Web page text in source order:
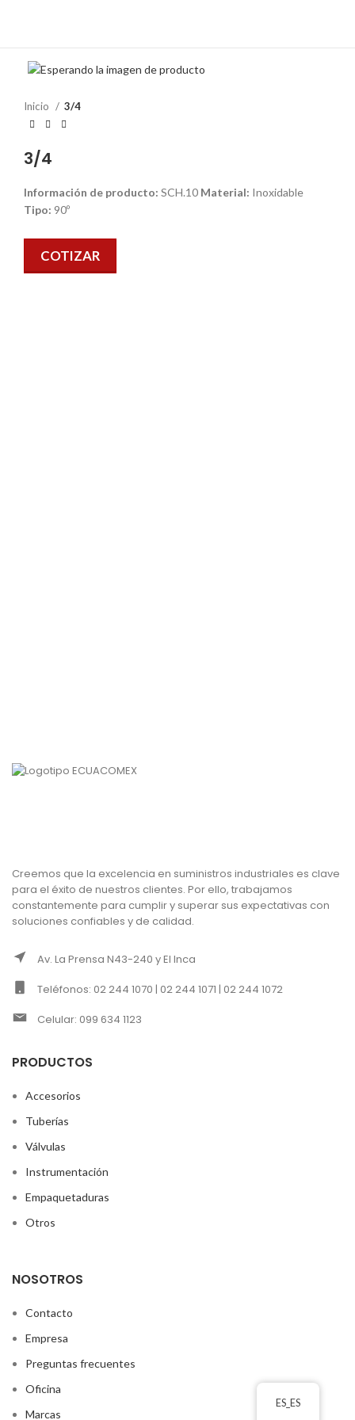
Inicio 3/4
3/4
Información de producto: SCH.10 Material: Inoxidable
Tipo: 90º
COTIZAR
Creemos que la excelencia en suministros industriales es clave
para el éxito de nuestros clientes. Por ello, trabajamos
constantemente para cumplir y superar sus expectativas con
soluciones confiables y de calidad.
Av. La Prensa N43-240 y El Inca
Teléfonos: 02 244 1070 | 02 244 1071 | 02 244 1072
Celular: 099 634 1123
PRODUCTOS
Accesorios
Tuberías
Válvulas
Instrumentación
Empaquetaduras
Otros
NOSOTROS
Contacto
Empresa
Preguntas frecuentes
Oficina
Marcas
ES_ES